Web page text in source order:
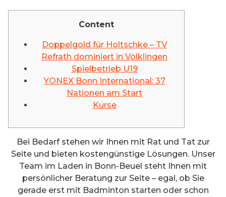
Content
Doppelgold für Holtschke – TV
Refrath dominiert in Völklingen
Spielbetrieb U19
YONEX Bonn International: 37
Nationen am Start
Kurse
Bei Bedarf stehen wir Ihnen mit Rat und Tat zur
Seite und bieten kostengünstige Lösungen. Unser
Team im Laden in Bonn-Beuel steht Ihnen mit
persönlicher Beratung zur Seite – egal, ob Sie
gerade erst mit Badminton starten oder schon